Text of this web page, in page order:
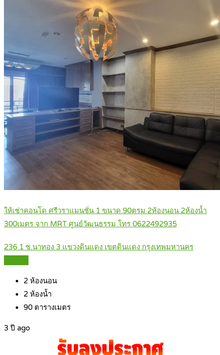
ให้เช่าคอนโด ศรีวราแมนชั่น 1 ขนาด 90ตรม 2ห้องนอน 2ห้องน้ำ
300เมตร จาก MRT ศูนย์วัฒนธรรม โทร 0622492935
236 1 ซ.นาทอง 3 แขวงดินแดง เขตดินแดง กรุงเทพมหานคร
2 ห้องนอน
2 ห้องน้ำ
90 ตารางเมตร
3 ปี ago